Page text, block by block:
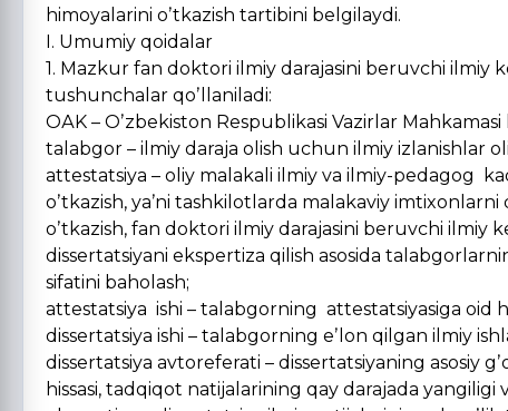
himoyalarini oʼtkazish tartibini belgilaydi.
I. Umumiy qoidalar
1. Mazkur fan doktori ilmiy darajasini beruvchi ilmiy
tushunchalar qoʼllaniladi:
OАK – Oʼzbekiston Respublikasi Vazirlar
talabgor – ilmiy daraja olish uchun ilmiy izlanishlar
attestatsiya – oliy malakali ilmiy va ilmiy-pedagog
oʼtkazish, yaʼni tashkilotlarda malakaviy
oʼtkazish, fan doktori ilmiy darajasini beruvchi ilmiy
dissertatsiyani ekspertiza qilish asosida
sifatini baholash;
attestatsiya ishi – talabgorning attestatsiyasiga oid
dissertatsiya ishi – talabgorning eʼlon qilgan ilmiy
dissertatsiya avtoreferati – dissertatsiyaning asosiy
hissasi, tadqiqot natijalarining qay darajada